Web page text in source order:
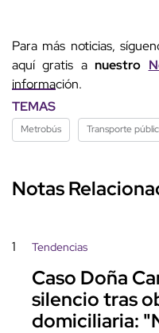
Para más noticias,
aquí gratis anuestro
información.
TEMAS
Metrobús Transporte
Notas
1 Tendencias
Caso Doña
silencio tras
domiciliaria: